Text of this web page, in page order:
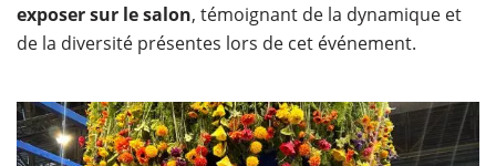
exposer sur le salon, témoignant de la dynamique et
de la diversité présentes lors de cet événement.